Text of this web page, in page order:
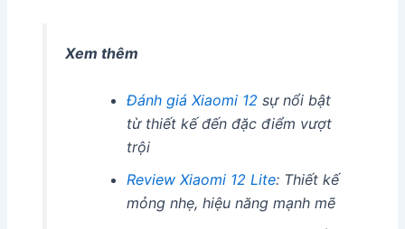
Xem thêm
Đánh giá Xiaomi 12 sự nổi bật
từ thiết kế đến đặc điểm vượt
trội
Review Xiaomi 12 Lite: Thiết kế
mỏng nhẹ, hiệu năng mạnh mẽ